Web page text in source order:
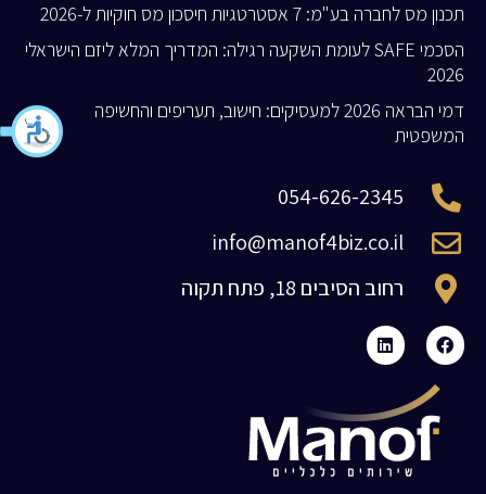
תכנון מס לחברה בע"מ: 7 אסטרטגיות חיסכון מס חוקיות ל-2026
הסכמי SAFE לעומת השקעה רגילה: המדריך המלא ליזם הישראלי
2026
דמי הבראה 2026 למעסיקים: חישוב, תעריפים והחשיפה
המשפטית
054-626-2345
info@manof4biz.co.il
רחוב הסיבים 18, פתח תקוה